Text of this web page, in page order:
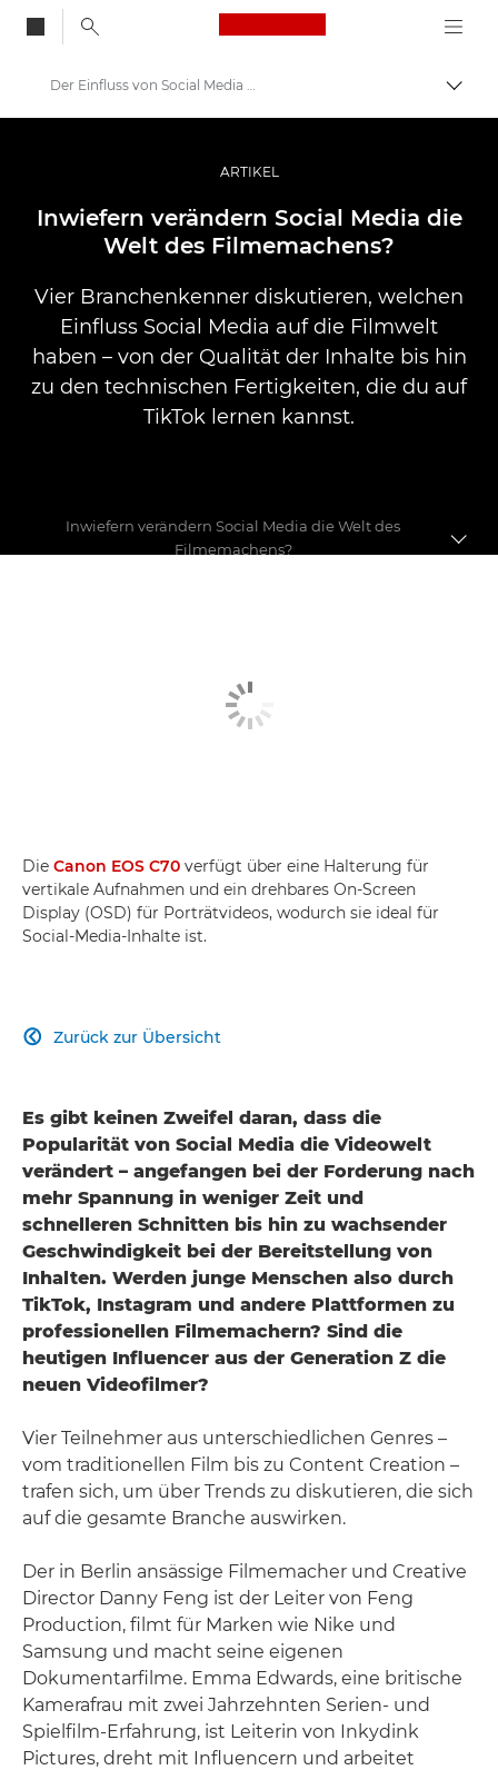
Canon Logo, back
Auf
Profi-Geschichten: Inspirationen für Foto, Video und Durck
Der Einfluss von Social Media auf das Filmemachen
ARTIKEL
Inwiefern verändern Social Media die
Welt des Filmemachens?
Vier Branchenkenner diskutieren, welchen
Einfluss Social Media auf die Filmwelt
haben – von der Qualität der Inhalte bis hin
zu den technischen Fertigkeiten, die du auf
TikTok lernen kannst.
Inwiefern verändern Social Media die Welt des
Filmemachens?
Die Canon EOS C70 verfügt über eine Halterung für
vertikale Aufnahmen und ein drehbares On-Screen
Display (OSD) für Porträtvideos, wodurch sie ideal für
Social-Media-Inhalte ist.
Zurück zur Übersicht

Es gibt keinen Zweifel daran, dass die
Popularität von Social Media die Videowelt
verändert – angefangen bei der Forderung nach
mehr Spannung in weniger Zeit und
schnelleren Schnitten bis hin zu wachsender
Geschwindigkeit bei der Bereitstellung von
Inhalten. Werden junge Menschen also durch
TikTok, Instagram und andere Plattformen zu
professionellen Filmemachern? Sind die
heutigen Influencer aus der Generation Z die
neuen Videofilmer?
Vier Teilnehmer aus unterschiedlichen Genres –
vom traditionellen Film bis zu Content Creation –
trafen sich, um über Trends zu diskutieren, die sich
auf die gesamte Branche auswirken.
Der in Berlin ansässige Filmemacher und Creative
Director Danny Feng ist der Leiter von Feng
Production, filmt für Marken wie Nike und
Samsung und macht seine eigenen
Dokumentarfilme. Emma Edwards, eine britische
Kamerafrau mit zwei Jahrzehnten Serien- und
Spielfilm-Erfahrung, ist Leiterin von Inkydink
Pictures, dreht mit Influencern und arbeitet